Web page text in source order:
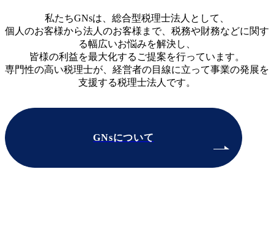
私たちGNsは、総合型税理士法人として、
個人のお客様から法人のお客様まで、税務や財務などに関す
る幅広いお悩みを解決し、
皆様の利益を最大化するご提案を行っています。
専門性の高い税理士が、経営者の目線に立って事業の発展を
支援する税理士法人です。
GNsについて